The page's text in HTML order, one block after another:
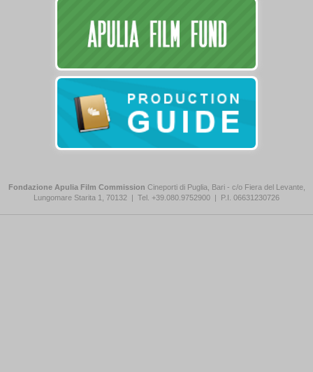
Fondazione Apulia Film Commission Cineporti di Puglia, Bari - c/o Fiera del Levante,
Lungomare Starita 1, 70132 | Tel. +39.080.9752900 | P.I. 06631230726